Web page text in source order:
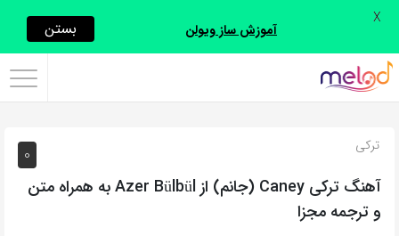
اشتراک
با
از
روش‌های
زیر
0 ترکی
آهنگ ترکی Caney (جانم) از Azer Bülbül به همراه متن
و ترجمه مجزا
آموزش ساز ویولن بستن X